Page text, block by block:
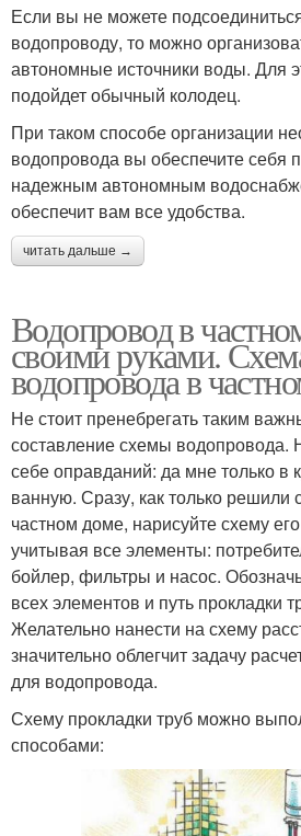
Если вы не можете
водопроводу, то можно
автономные источники воды. Для
подойдет обычный колодец.
При таком способе организации
водопровода вы обеспечите себя
надежным автономным
обеспечит вам все удобства.
читать дальше →
Водопровод в
своими руками.
водопровода в
Не стоит пренебрегать таким
составление схемы водопровода.
себе оправданий: да мне только в
ванную. Сразу, как только решили
частном доме, нарисуйте схему
учитывая все элементы:
бойлер, фильтры и насос.
всех элементов и путь прокладки
Желательно нанести на схему
значительно облегчит задачу
для водопровода.
Схему прокладки труб можно
способами: